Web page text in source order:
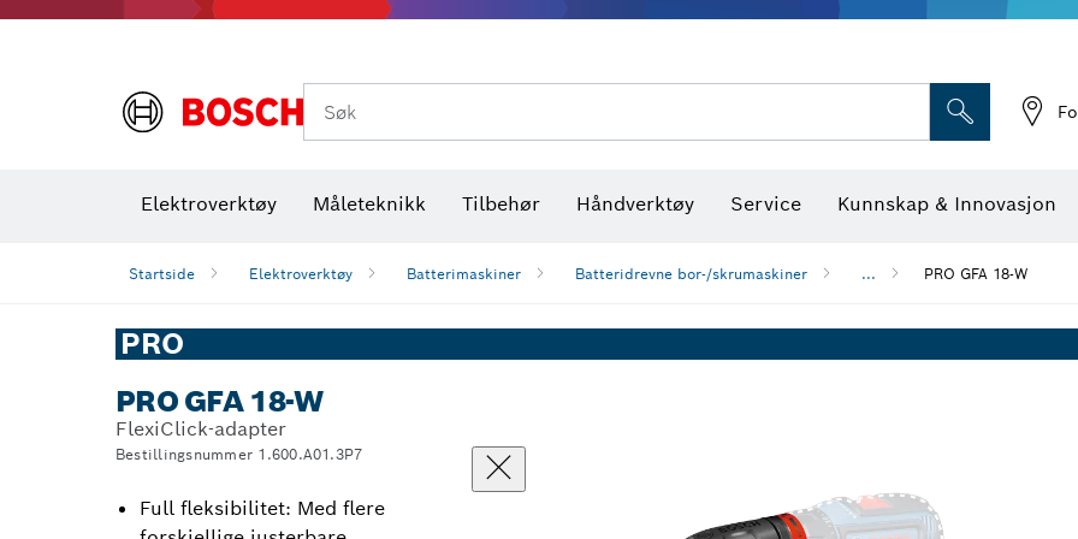
Søk
Elektroverktøy Måleteknikk Tilbehør Håndverktøy Service Kunnskap & Innovasjon
Startside Elektroverktøy Batterimaskiner Batteridrevne bor-/skrumaskiner ... PRO GFA 18-W
PRO
PRO GFA 18-W
FlexiClick-adapter
Bestillingsnummer 1.600.A01.3P7
Full fleksibilitet: Med flere